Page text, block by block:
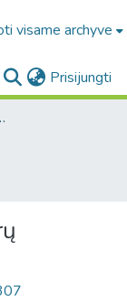
visame archyve
Prisijungti
collections